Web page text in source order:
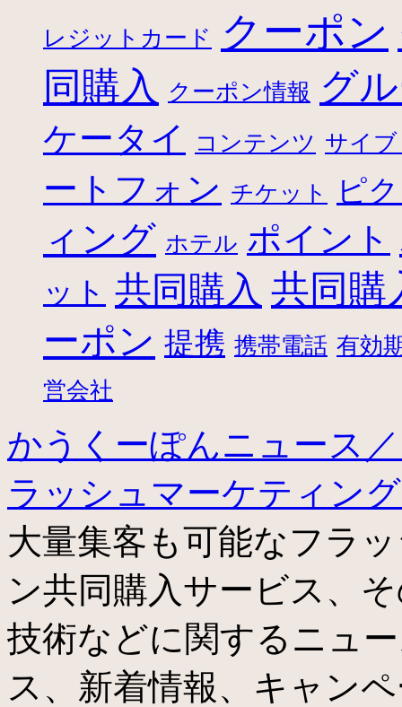
レジットカード クーポン
同購入 クーポン情報 グ
ケータイ コンテンツ サイ
ートフォン チケット ピ
ィング ホテル ポイント
ット 共同購入 共同購
ーポン 提携 携帯電話 有効
営会社
かうくーぽんニュース
ラッシュマーケティン
大量集客も可能なフラ
ン共同購入サービス、
技術などに関するニュ
ス、新着情報、キャン